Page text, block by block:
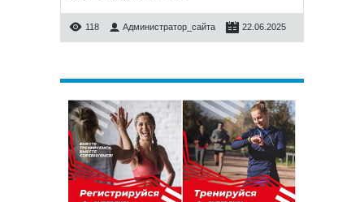
118 Администратор_сайта 22.06.2025